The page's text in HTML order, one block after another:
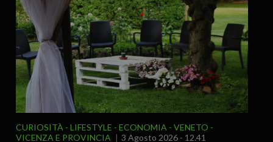
CURIOSITÀ - LIFESTYLE ECONOMIA
VENETO
VICENZA E PROVINCIA
3 Agosto 2026 - 12.41